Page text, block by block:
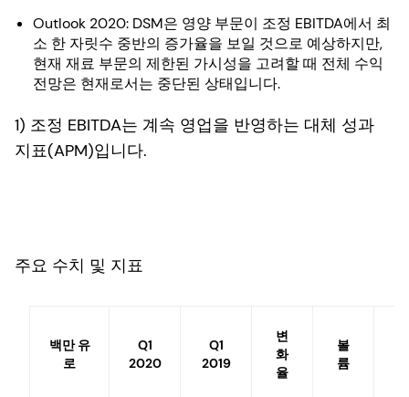
Outlook 2020: DSM은 영양 부문이 조정 EBITDA에서 최
소 한 자릿수 중반의 증가율을 보일 것으로 예상하지만,
현재 재료 부문의 제한된 가시성을 고려할 때 전체 수익
전망은 현재로서는 중단된 상태입니다.
1) 조정 EBITDA는 계속 영업을 반영하는 대체 성과
지표(APM)입니다.
주요 수치 및 지표
백만 유
로
Q1
2020
Q1
2019
변
화
율
볼
륨